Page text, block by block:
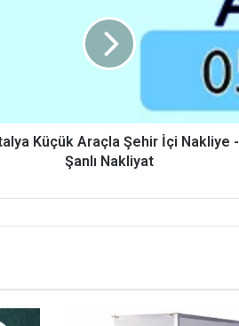
Küçük Araçla Şehir İçi Nakliye -
Şanlı Nakliyat